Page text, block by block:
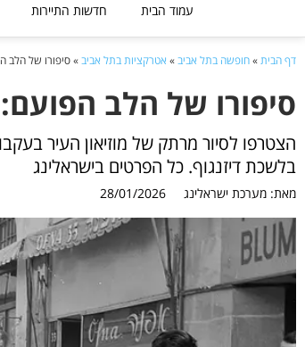
עמוד הבית חדשות התיירות
דף הבית»חופשה בתל אביב» אטרקציות בתל אביב»סיפורו של הלב
סיפורו של הלב
הצטרפו לסיור מרתק של מוזיאון העיר
בלשכת דיזנגוף. כל הפרטים בישראלינג
מאת: מערכת ישראלינג 28/01/2026